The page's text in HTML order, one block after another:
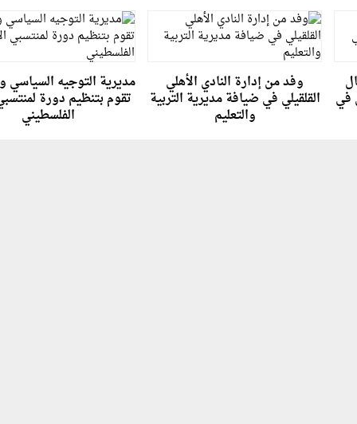
في
وفد من إدارة النادي الأهلي
القلقيلي في ضيافة مديرية التربية
والتعليم
مديرية التوجيه السياسي
تقوم بتنظيم دورة
الفلسطيني